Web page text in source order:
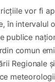
vor fi
în intervalul
publice
comun
Regionale